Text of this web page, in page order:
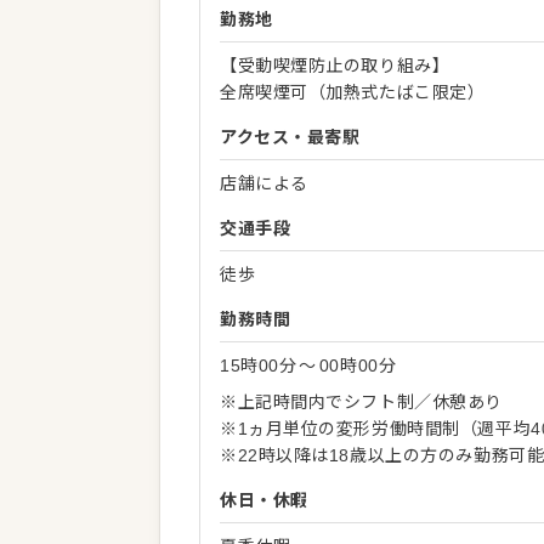
勤務地
【受動喫煙防止の取り組み】
全席喫煙可（加熱式たばこ限定）
アクセス・最寄駅
店舗による
交通手段
徒歩
勤務時間
15時00分〜00時00分
※上記時間内でシフト制／休憩あり
※1ヵ月単位の変形労働時間制（週平均
※22時以降は18歳以上の方のみ勤務可能
休日・休暇